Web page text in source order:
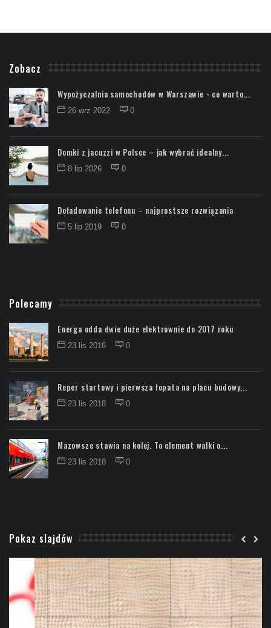
Zobacz
Wypożyczalnia samochodów w Warszawie - co warto...
26 wrz 2022 0
Domki z jacuzzi w Polsce – jak wybrać idealny...
8 lip 2026 0
Doładowanie telefonu – najprostsze rozwiązania
5 lip 2019 0
Polecamy
Energa odda dwie duże elektrownie do 2017 roku
23 lis 2016 0
Reper startowy i pierwsza łopata na placu budowy...
23 lis 2018 0
Mazowsze stawia na kolej. To element walki o...
23 lis 2018 0
Pokaz slajdów